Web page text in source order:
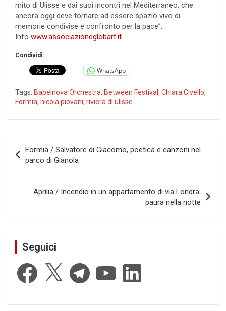
mito di Ulisse e dai suoi incontri nel Mediterraneo, che
ancora oggi deve tornare ad essere spazio vivo di
memorie condivise e confronto per la pace”.
Info www.associazioneglobart.it.
Condividi:
WhatsApp
Tags: Babelnova Orchestra, Between Festival , Chiara Civello,
Formia, nicola piovani, riviera di ulisse
articoli
Formia / Salvatore di Giacomo, poetica e canzoni nel
parco di Gianola
Aprilia / Incendio in un appartamento di via Londra:
paura nella notte
Seguici
Facebook Telegram YouTube LinkedIn